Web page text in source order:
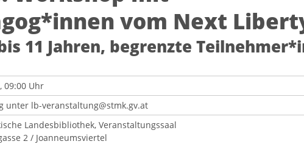
vom Next
11 Jahren, begrenzte
, 09:00 Uhr
unter lb-veranstaltung@stmk.gv.at
Landesbibliothek, Veranstaltungssaal
2 / Joanneumsviertel